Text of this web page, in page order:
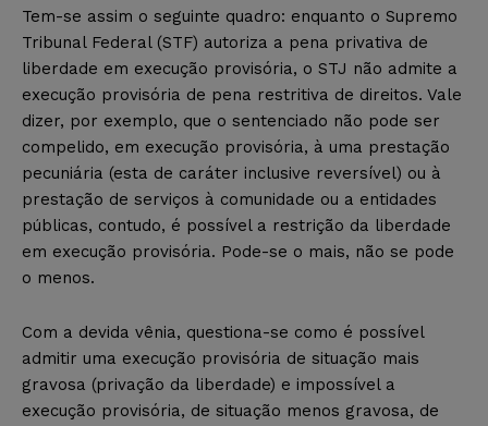
Tem-se assim o seguinte quadro: enquanto o Supremo
Tribunal Federal (STF) autoriza a pena privativa de
liberdade em execução provisória, o STJ não admite a
execução provisória de pena restritiva de direitos. Vale
dizer, por exemplo, que o sentenciado não pode ser
compelido, em execução provisória, à uma prestação
pecuniária (esta de caráter inclusive reversível) ou à
prestação de serviços à comunidade ou a entidades
públicas, contudo, é possível a restrição da liberdade
em execução provisória. Pode-se o mais, não se pode
o menos.
Com a devida vênia, questiona-se como é possível
admitir uma execução provisória de situação mais
gravosa (privação da liberdade) e impossível a
execução provisória, de situação menos gravosa, de